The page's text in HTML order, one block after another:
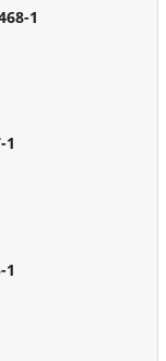
1
1
1